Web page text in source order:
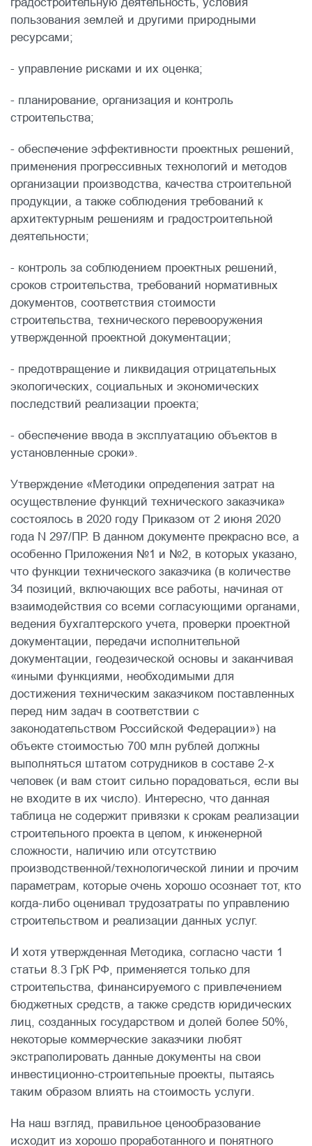
пользования землей и другими природными
ресурсами;
- управление рисками и их оценка;
- планирование, организация и контроль
строительства;
- обеспечение эффективности проектных решений,
применения прогрессивных технологий и методов
организации производства, качества строительной
продукции, а также соблюдения требований к
архитектурным решениям и градостроительной
деятельности;
- контроль за соблюдением проектных решений,
сроков строительства, требований нормативных
документов, соответствия стоимости
строительства, технического перевооружения
утвержденной проектной документации;
- предотвращение и ликвидация отрицательных
экологических, социальных и экономических
последствий реализации проекта;
- обеспечение ввода в эксплуатацию объектов в
установленные сроки».
Утверждение «Методики определения затрат на
осуществление функций технического заказчика»
состоялось в 2020 году Приказом от 2 июня 2020
года N 297/ПР. В данном документе прекрасно все, а
особенно Приложения №1 и №2, в которых указано,
что функции технического заказчика (в количестве
34 позиций, включающих все работы, начиная от
взаимодействия со всеми согласующими органами,
ведения бухгалтерского учета, проверки проектной
документации, передачи исполнительной
документации, геодезической основы и заканчивая
«иными функциями, необходимыми для
достижения техническим заказчиком поставленных
перед ним задач в соответствии с
законодательством Российской Федерации») на
объекте стоимостью 700 млн рублей должны
выполняться штатом сотрудников в составе 2-х
человек (и вам стоит сильно порадоваться, если вы
не входите в их число). Интересно, что данная
таблица не содержит привязки к срокам реализации
строительного проекта в целом, к инженерной
сложности, наличию или отсутствию
производственной/технологической линии и прочим
параметрам, которые очень хорошо осознает тот, кто
когда-либо оценивал трудозатраты по управлению
строительством и реализации данных услуг.
И хотя утвержденная Методика, согласно части 1
статьи 8.3 ГрК РФ, применяется только для
строительства, финансируемого с привлечением
бюджетных средств, а также средств юридических
лиц, созданных государством и долей более 50%,
некоторые коммерческие заказчики любят
экстраполировать данные документы на свои
инвестиционно-строительные проекты, пытаясь
таким образом влиять на стоимость услуги.
На наш взгляд, правильное ценообразование
исходит из хорошо проработанного и понятного